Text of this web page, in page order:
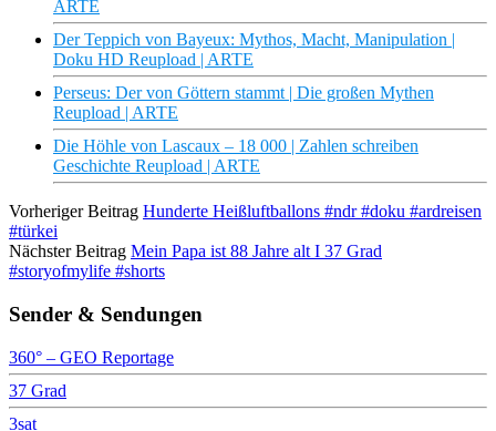
ARTE
Der Teppich von Bayeux: Mythos, Macht, Manipulation |
Doku HD Reupload | ARTE
Perseus: Der von Göttern stammt | Die großen Mythen
Reupload | ARTE
Die Höhle von Lascaux – 18 000 | Zahlen schreiben
Geschichte Reupload | ARTE
Vorheriger Beitrag Hunderte Heißluftballons #ndr #doku #ardreisen
#türkei
Nächster Beitrag Mein Papa ist 88 Jahre alt I 37 Grad
#storyofmylife #shorts
Sender & Sendungen
360° – GEO Reportage
37 Grad
3sat